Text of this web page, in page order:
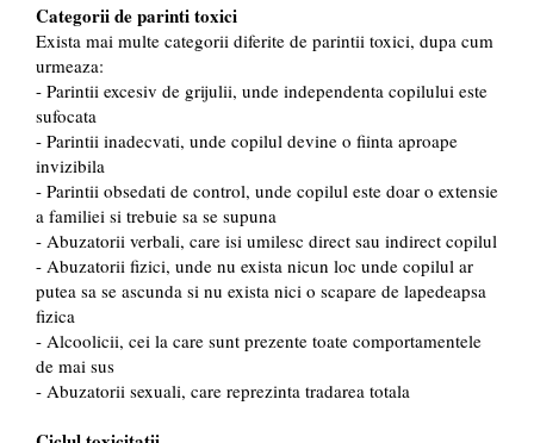
Categorii de parinti toxici
Exista mai multe categorii diferite de parintii toxici, dupa cum
urmeaza:
- Parintii excesiv de grijulii, unde independenta copilului este
sufocata
- Parintii inadecvati, unde copilul devine o fiinta aproape
invizibila
- Parintii obsedati de control, unde copilul este doar o extensie
a familiei si trebuie sa se supuna
- Abuzatorii verbali, care isi umilesc direct sau indirect copilul
- Abuzatorii fizici, unde nu exista nicun loc unde copilul ar
putea sa se ascunda si nu exista nici o scapare de lapedeapsa
fizica
- Alcoolicii, cei la care sunt prezente toate comportamentele
de mai sus
- Abuzatorii sexuali, care reprezinta tradarea totala